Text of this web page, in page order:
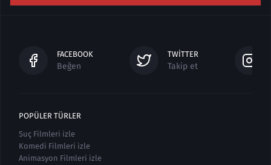
FACEBOOK
Beğen
TWITTER
Takip et
POPÜLER TÜRLER
Suç Filmleri izle
Komedi Filmleri izle
Animasyon Filmleri izle